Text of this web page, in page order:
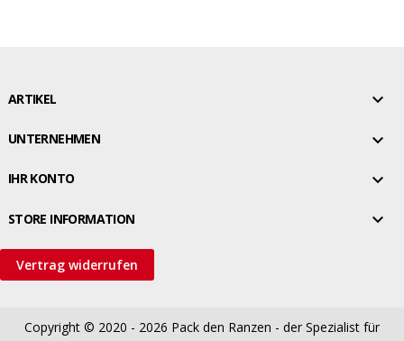
ARTIKEL 
UNTERNEHMEN 
IHR KONTO 
STORE INFORMATION 
Vertrag widerrufen
Copyright © 2020 - 2026 Pack den Ranzen - der Spezialist für